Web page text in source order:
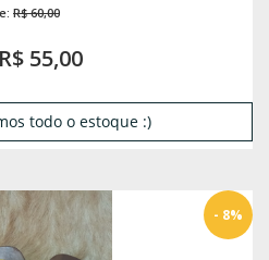
R$ 60,00
55,00
todo o estoque :)
- 8%